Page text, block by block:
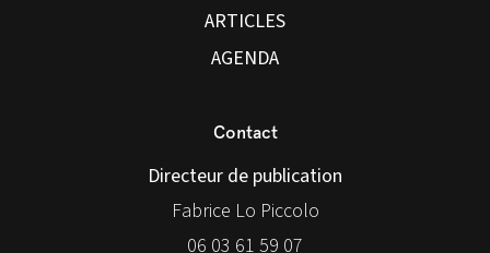
ARTICLES
AGENDA
Contact
Directeur de publication
Fabrice Lo Piccolo
06 03 61 59 07